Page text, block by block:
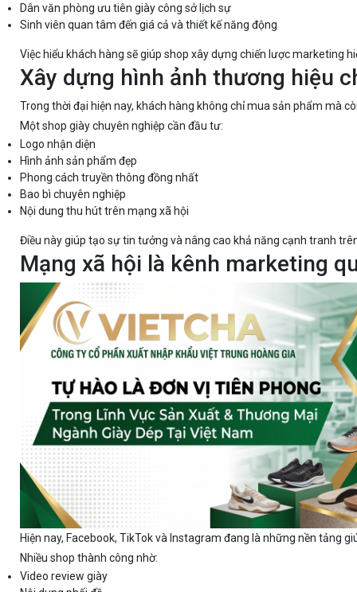
Dân văn phòng ưu tiên giày công sở lịch sự
Sinh viên quan tâm đến giá cả và thiết kế năng động
Việc hiểu khách hàng sẽ giúp shop xây dựng chiến lược marketing
Xây dựng hình ảnh thương hiệu
Trong thời đại hiện nay, khách hàng không chỉ mua sản phẩm mà
Một shop giày chuyên nghiệp cần đầu tư:
Logo nhận diện
Hình ảnh sản phẩm đẹp
Phong cách truyền thông đồng nhất
Bao bì chuyên nghiệp
Nội dung thu hút trên mạng xã hội
Điều này giúp tạo sự tin tưởng và nâng cao khả năng cạnh tranh
Mạng xã hội là kênh marketing
Hiện nay, Facebook, TikTok và Instagram đang là những nền tảng
Nhiều shop thành công nhờ:
Video review giày